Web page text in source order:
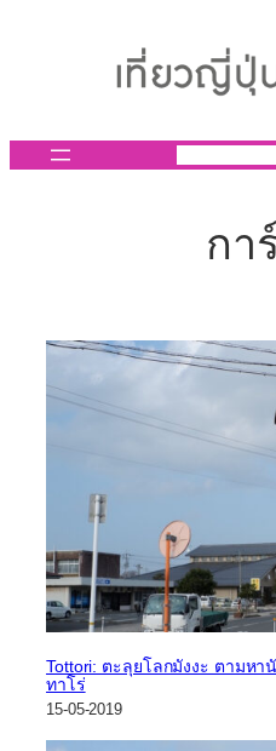
กา
Tottori: ตะลุยโลกมังงะ ตามห
ทาโร่
15-05-2019